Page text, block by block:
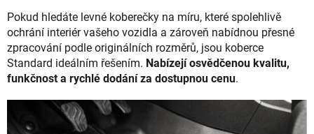
Pokud hledáte levné koberečky na míru, které spolehlivě
ochrání interiér vašeho vozidla a zároveň nabídnou přesné
zpracování podle originálních rozměrů, jsou koberce
Standard ideálním řešením. Nabízejí osvědčenou kvalitu,
funkčnost a rychlé dodání za dostupnou cenu.